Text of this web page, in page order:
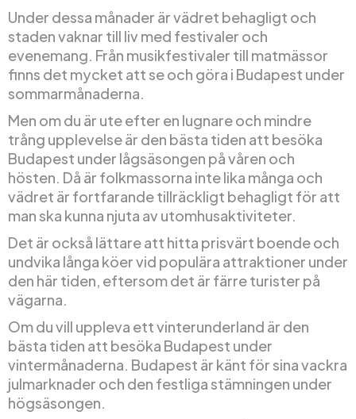
Under dessa månader är vädret behagligt och
staden vaknar till liv med festivaler och
evenemang. Från musikfestivaler till matmässor
finns det mycket att se och göra i Budapest under
sommarmånaderna.
Men om du är ute efter en lugnare och mindre
trång upplevelse är den bästa tiden att besöka
Budapest under lågsäsongen på våren och
hösten. Då är folkmassorna inte lika många och
vädret är fortfarande tillräckligt behagligt för att
man ska kunna njuta av utomhusaktiviteter.
Det är också lättare att hitta prisvärt boende och
undvika långa köer vid populära attraktioner under
den här tiden, eftersom det är färre turister på
vägarna.
Om du vill uppleva ett vinterunderland är den
bästa tiden att besöka Budapest under
vintermånaderna. Budapest är känt för sina vackra
julmarknader och den festliga stämningen under
högsäsongen.